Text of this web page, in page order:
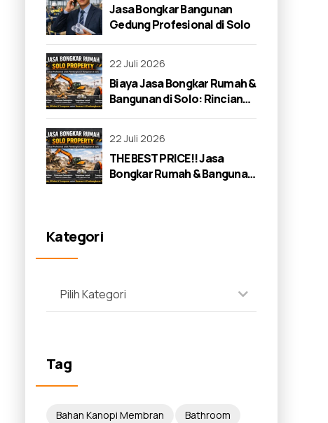
Jasa Bongkar Bangunan
Gedung Profesional di Solo
22 Juli 2026
Biaya Jasa Bongkar Rumah &
Bangunan di Solo: Rincian
22 Juli 2026
THE BEST PRICE!! Jasa
Bongkar Rumah & Bangunan
Kategori
Pilih Kategori
Tag
Bahan Kanopi Membran
Bathroom